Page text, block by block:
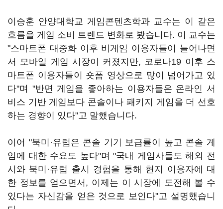
이승훈 안양대학교 게임콘텐츠학과 교수는 이 같은
흐름을 게임 소비 트렌드 변화로 봤습니다. 이 교수는
"스마트폰 대중화 이후 비게임 이용자들이 늘어나면
서 모바일 게임 시장이 커졌지만, 코로나19 이후 스
마트폰 이용자들이 숏폼 영상으로 많이 넘어가고 있
다"며 "반면 게임을 좋아하는 이용자들은 온라인 서
비스 기반 게임보다 콘솔이나 패키지 게임을 더 선호
하는 경향이 있다"고 말했습니다.
이어 "북미·유럽은 콘솔 기기 보급률이 높고 콘솔 게
임에 대한 수요도 높다"며 "국내 게임사들도 해외 전
시와 북미·유럽 출시 경험을 통해 현지 이용자에 대
한 정보를 얻으면서, 이제는 이 시장에 도전해 볼 수
있다는 자신감을 얻은 것으로 보인다"고 설명했습니